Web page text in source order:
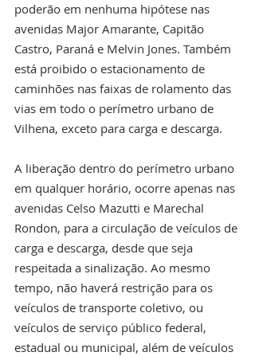
poderão em nenhuma hipótese nas
avenidas Major Amarante, Capitão
Castro, Paraná e Melvin Jones. Também
está proibido o estacionamento de
caminhões nas faixas de rolamento das
vias em todo o perímetro urbano de
Vilhena, exceto para carga e descarga.
A liberação dentro do perímetro urbano
em qualquer horário, ocorre apenas nas
avenidas Celso Mazutti e Marechal
Rondon, para a circulação de veículos de
carga e descarga, desde que seja
respeitada a sinalização. Ao mesmo
tempo, não haverá restrição para os
veículos de transporte coletivo, ou
veículos de serviço público federal,
estadual ou municipal, além de veículos